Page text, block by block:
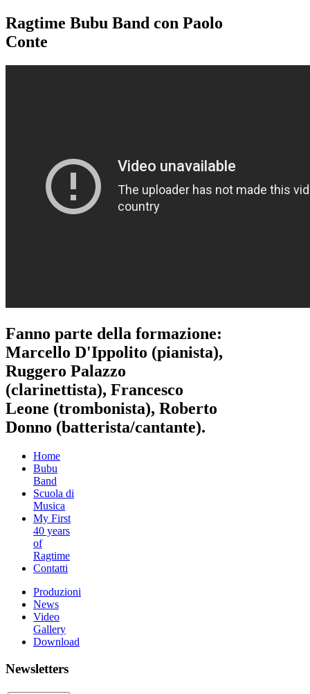
Ragtime Bubu Band con Paolo
Conte
Fanno parte della formazione:
Marcello D'Ippolito (pianista),
Ruggero Palazzo
(clarinettista), Francesco
Leone (trombonista), Roberto
Donno (batterista/cantante).
Home
Bubu
Band
Scuola di
Musica
My First
40 years
of
Ragtime
Contatti
Produzioni
News
Video
Gallery
Download
Newsletters